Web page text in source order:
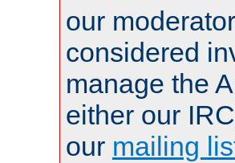
our
considered
manage the
either our
our mailing